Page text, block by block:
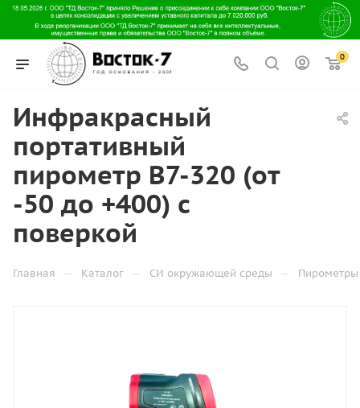
0
Инфракрасный
портативный
пирометр В7-320 (от
-50 до +400) с
поверкой
Главная — Каталог — СИ окружающей среды — Пирометры